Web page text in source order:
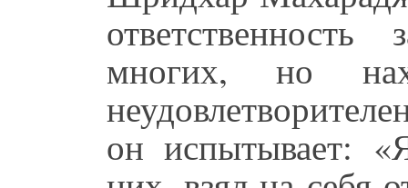
многих, но
он испытывает: